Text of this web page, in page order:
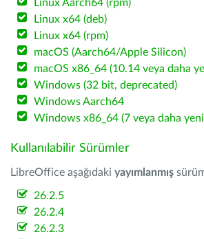
Linux Aarch64 (rpm)
Linux x64 (deb)
Linux x64 (rpm)
macOS (Aarch64/Apple Silicon)
macOS x86_64 (10.14 veya daha
Windows (32 bit, deprecated)
Windows Aarch64
Windows x86_64 (7 veya daha
Kullanılabilir Sürümler
LibreOffice aşağıdaki yayımlanmış
26.2.5
26.2.4
26.2.3